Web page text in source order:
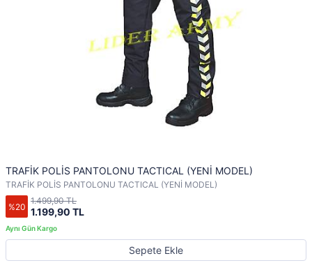
TRAFİK POLİS PANTOLONU TACTICAL (YENİ MODEL)
TRAFİK POLİS PANTOLONU TACTICAL (YENİ MODEL)
%20 1.199,90 TL
1.499,90 TL
Sepete Ekle